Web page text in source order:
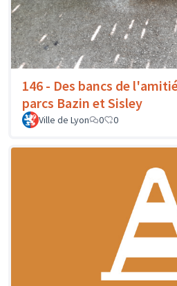
146 - Des bancs de
parcs Bazin et Sisley
Ville de Lyon 0 0